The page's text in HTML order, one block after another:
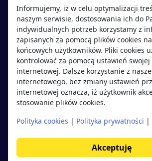
Polityka
Kandydaci
Regulamin kandydata
Oferty pracy
Pracodawcy
Opinie o pracodawcach
Blog
Dodaj
Informujemy, iż w celu optymalizacji
naszym serwisie, dostosowania ich do
indywidualnych potrzeb korzystamy z
zapisanych za pomocą plików cookies
końcowych użytkowników. Pliki cookies
kontrolować za pomocą ustawień
internetowej. Dalsze korzystanie z
internetowego, bez zmiany ustawień
internetowej oznacza, iż użytkownik
stosowanie plików cookies.
Polityka cookies | Polityka prywatności |
Akceptuję